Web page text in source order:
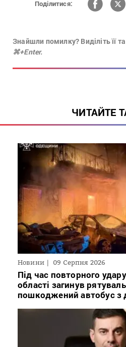
Поділитися:
Знайшли помилку? Виділіть її
⌘+Enter.
ЧИТАЙТЕ
Новини 09 Серпня 2026
Під час повторного
області загинув
пошкоджений автобус з